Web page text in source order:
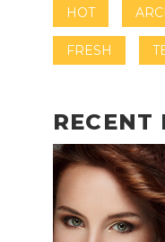
HOT
FRESH
RECENT